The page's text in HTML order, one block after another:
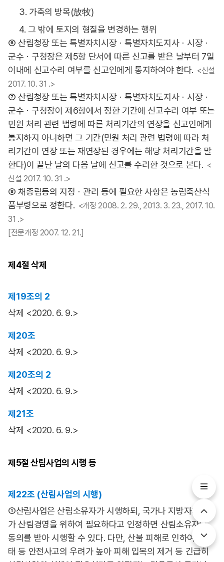
3. 가축의 방목(放牧)
4. 그 밖에 토지의 형질을 변경하는 행위
⑥ 산림청장 또는 특별자치시장ㆍ특별자치도지사ㆍ시장ㆍ
군수ㆍ구청장은 제5항 단서에 따른 신고를 받은 날부터 7일
이내에 신고수리 여부를 신고인에게 통지하여야 한다. <신설
2017. 10. 31 .>
⑦ 산림청장 또는 특별자치시장ㆍ특별자치도지사ㆍ시장ㆍ
군수ㆍ구청장이 제6항에서 정한 기간에 신고수리 여부 또는
민원 처리 관련 법령에 따른 처리기간의 연장을 신고인에게
통지하지 아니하면 그 기간(민원 처리 관련 법령에 따라 처
리기간이 연장 또는 재연장된 경우에는 해당 처리기간을 말
한다)이 끝난 날의 다음 날에 신고를 수리한 것으로 본다. <
신설 2017. 10. 31 .>
⑧ 채종림등의 지정ㆍ관리 등에 필요한 사항은 농림축산식
품부령으로 정한다. <개정 2008. 2. 29., 2013. 3. 23., 2017. 10.
31 .>
[전문개정 2007. 12. 21.]
제4절 삭제
제19조의 2
삭제 <2020. 6. 9.>
제20조
삭제 <2020. 6. 9.>
제20조의 2
삭제 <2020. 6. 9.>
제21조
삭제 <2020. 6. 9.>
제5절 산림사업의 시행 등
제22조 (산림사업의 시행)
①산림사업은 산림소유자가 시행하되, 국가나 지방자치단체
가 산림경영을 위하여 필요하다고 인정하면 산림소유자의
동의를 받아 시행할 수 있다. 다만, 산불 피해로 인하여 산사
태 등 안전사고의 우려가 높아 피해 입목의 제거 등 긴급히